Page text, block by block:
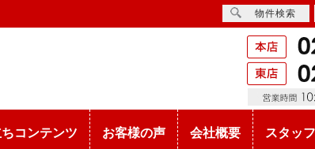
物件検索
コンテンツ お客様の声 会社概要 スタッ